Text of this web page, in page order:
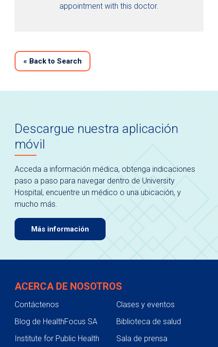
appointment with this doctor.
« Back to Search
Descargue nuestra aplicación
móvil
Acceda a información médica, obtenga indicaciones
paso a paso para navegar dentro de University
Hospital, encuentre un médico o una ubicación, y
mucho más.
Más información
ACERCA DE NOSOTROS
Contáctenos
Clases y eventos
Blog de HealthFocus SA
Biblioteca de salud
Institute for Public Health
Sala de prensa